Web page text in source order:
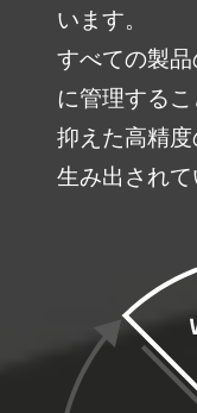
います。
すべての製
に管理する
抑えた高精
生み出されて